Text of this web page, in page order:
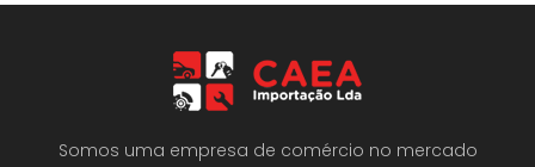
Somos uma empresa de comércio no mercado